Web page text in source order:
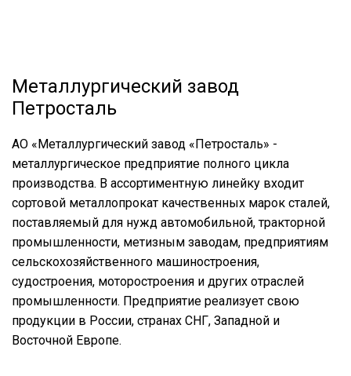
Металлургический завод
Петросталь
АО «Металлургический завод «Петросталь» -
металлургическое предприятие полного цикла
производства. В ассортиментную линейку входит
сортовой металлопрокат качественных марок сталей,
поставляемый для нужд автомобильной, тракторной
промышленности, метизным заводам, предприятиям
сельскохозяйственного машиностроения,
судостроения, моторостроения и других отраслей
промышленности. Предприятие реализует свою
продукции в России, странах СНГ, Западной и
Восточной Европе.